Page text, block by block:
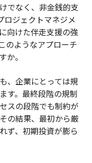
でなく、非金銭的支
ロジェクトマネジメ
向けた伴走支援の強
のようなアプローチ
か。
、企業にとっては規
す。最終段階の規制
スの段階でも制約が
の結果、最初から厳
ず、初期投資が膨ら